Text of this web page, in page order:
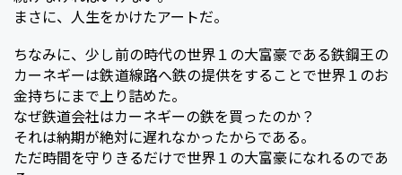
まさに、人生をかけたアートだ。
ちなみに、少し前の時代の世界１の大富豪である鉄鋼王の
カーネギーは鉄道線路へ鉄の提供をすることで世界１のお
金持ちにまで上り詰めた。
なぜ鉄道会社はカーネギーの鉄を買ったのか？
それは納期が絶対に遅れなかったからである。
ただ時間を守りきるだけで世界１の大富豪になれるのであ